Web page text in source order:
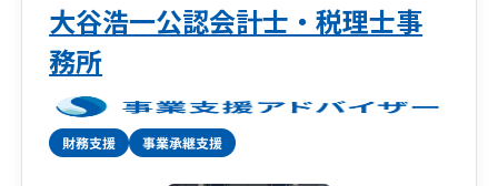
せの際にお話しさせて頂いておりますし、実際の
対応もお任せください。
また通常の法人様・個人事業主様の他にも弊社の
クライアント様には一般社団のお客様が多数いら
大谷浩一公認会計士・税理士事
務所